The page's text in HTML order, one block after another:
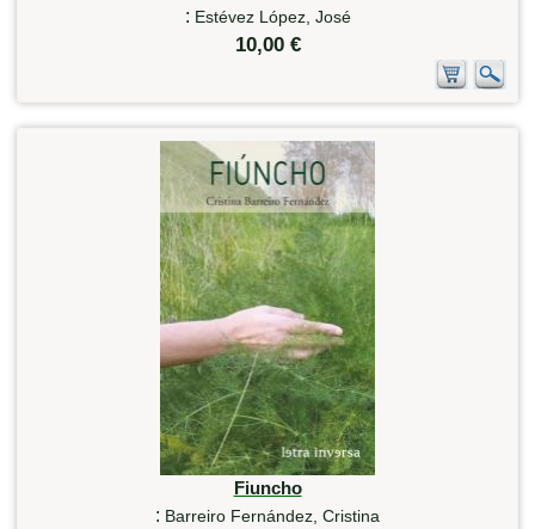
: Estévez López, José
10,00 €
Fiuncho
: Barreiro Fernández, Cristina